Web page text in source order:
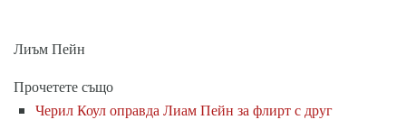
Лиъм Пейн
Прочетете също
Черил Коул оправда Лиам Пейн за флирт с друг